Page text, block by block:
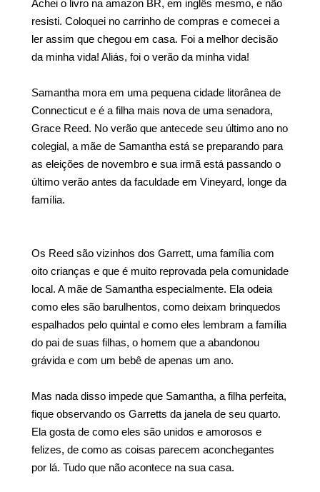
Achei o livro na amazon BR, em inglês mesmo, e não
resisti. Coloquei no carrinho de compras e comecei a
ler assim que chegou em casa. Foi a melhor decisão
da minha vida! Aliás, foi o verão da minha vida!
Samantha mora em uma pequena cidade litorânea de
Connecticut e é a filha mais nova de uma senadora,
Grace Reed. No verão que antecede seu último ano no
colegial, a mãe de Samantha está se preparando para
as eleições de novembro e sua irmã está passando o
último verão antes da faculdade em Vineyard, longe da
família.
Os Reed são vizinhos dos Garrett, uma família com
oito crianças e que é muito reprovada pela comunidade
local. A mãe de Samantha especialmente. Ela odeia
como eles são barulhentos, como deixam brinquedos
espalhados pelo quintal e como eles lembram a família
do pai de suas filhas, o homem que a abandonou
grávida e com um bebê de apenas um ano.
Mas nada disso impede que Samantha, a filha perfeita,
fique observando os Garretts da janela de seu quarto.
Ela gosta de como eles são unidos e amorosos e
felizes, de como as coisas parecem aconchegantes
por lá. Tudo que não acontece na sua casa.